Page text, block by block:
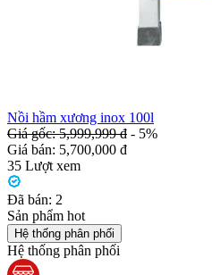
Nồi hầm xương inox 100l
Giá gốc: 5,999,999 đ - 5%
Giá bán: 5,700,000 đ
35 Lượt xem
Đã bán: 2
Sản phẩm hot
Hệ thống phân phối
Hệ thống phân phối